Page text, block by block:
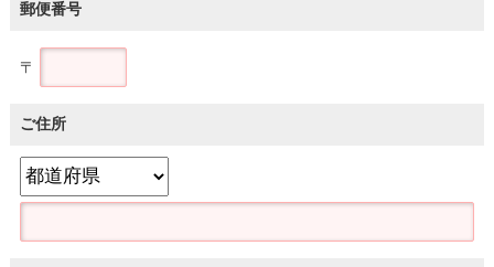
郵便番号
〒
ご住所